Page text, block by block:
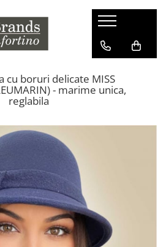
cu boruri delicate MISS
- marime unica,
reglabila